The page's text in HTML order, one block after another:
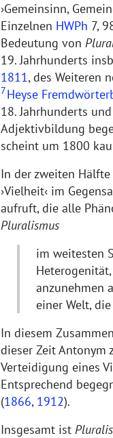
Gemeinsinn,
Einzelnen HWPh 7,
Bedeutung von
19. Jahrhunderts
1811, des Weiteren
7Heyse
18. Jahrhunderts
Adjektivbildung
scheint um 1800
In der zweiten
Vielheit im
aufruft, die alle
Pluralismus
im weitesten
anzunehmen
einer Welt,
In diesem
dieser Zeit Antonym
Verteidigung eines
Entsprechend
(1866, 1912).
Insgesamt ist